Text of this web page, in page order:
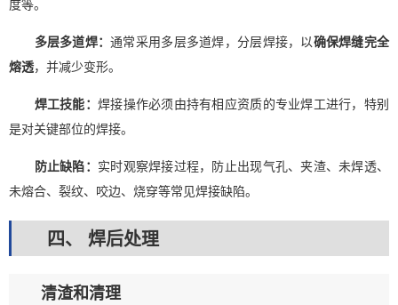
度等。
多层多道焊：通常采用多层多道焊，分层焊接，以确保焊缝完全
熔透，并减少变形。
焊工技能： 焊接操作必须由持有相应资质的专业焊工进行，特别
是对关键部位的焊接。
防止缺陷： 实时观察焊接过程，防止出现气孔、夹渣、未焊透、
未熔合、裂纹、咬边、烧穿等常见焊接缺陷。
四、 焊后处理
清渣和清理